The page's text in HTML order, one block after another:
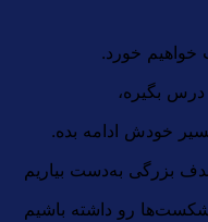
خورد.
بگیره،
خودش ادامه بده.
بزرگی به‌دست بیاریم
رو داشته باشیم